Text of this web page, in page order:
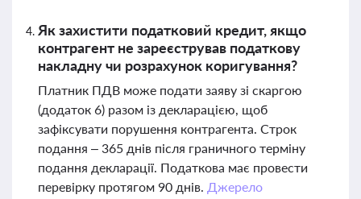
Як захистити податковий кредит, якщо
контрагент не зареєстрував податкову
накладну чи розрахунок коригування?
Платник ПДВ може подати заяву зі скаргою
(додаток 6) разом із декларацією, щоб
зафіксувати порушення контрагента. Строк
подання – 365 днів після граничного терміну
подання декларації. Податкова має провести
перевірку протягом 90 днів. Джерело